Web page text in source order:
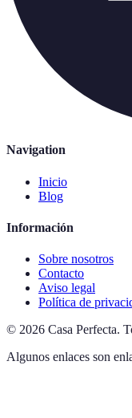
Navigation
Inicio
Blog
Información
Sobre nosotros
Contacto
Aviso legal
Política de
© 2026 Casa Perfecta.
Algunos enlaces son